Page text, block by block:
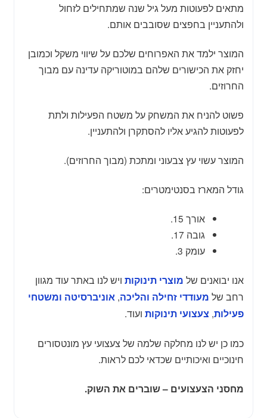
מתאים לפעוטות מעל גיל שנה שמתחילים לזחול
ולהתעניין בחפצים שסובבים אותם.
המוצר ילמד את האפרוחים שלכם על שיווי משקל וכמובן
יחזק את הכישורים שלהם במוטוריקה עדינה עם מבוך
החרוזים.
פשוט להניח את המשחק על משטח הפעילות ולתת
לפעוטות להגיע אליו להסתקרן ולהתעניין.
המוצר עשוי עץ צבעוני ומתכת (מבוך החרוזים).
גודל המארז בסנטימטרים:
אורך 15.
גובה 17.
עומק 3.
אנו יבואנים של מוצרי תינוקותויש לנו באתר עוד מגוון
רחב של מעודדי זחילה והליכה, אוניברסיטה ומשטחי
פעילות, צעצועי תינוקותועוד.
כמו כן יש לנו מחלקה שלמה של צעצועי עץ מונטסורים
חינוכיים ואיכותיים שכדאי לכם לראות.
מחסני הצעצועים – שוברים את השוק.